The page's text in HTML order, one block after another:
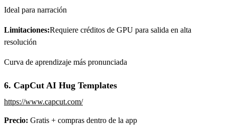
Ideal para narración
Limitaciones:Requiere créditos de GPU para salida en alta
resolución
Curva de aprendizaje más pronunciada
6. CapCut AI Hug Templates
https://www.capcut.com/
Precio: Gratis + compras dentro de la app